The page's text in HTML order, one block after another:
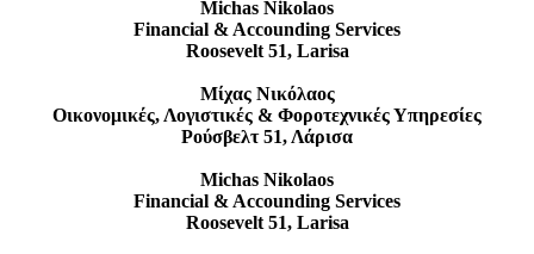
Michas Nikolaos
Financial & Accounding Services
Roosevelt 51, Larisa
Μίχας Νικόλαος
Οικονομικές, Λογιστικές & Φοροτεχνικές Υπηρεσίες
Ρούσβελτ 51, Λάρισα
Michas Nikolaos
Financial & Accounding Services
Roosevelt 51, Larisa